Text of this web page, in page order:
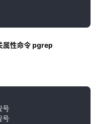
属性命令 pgrep
号
号